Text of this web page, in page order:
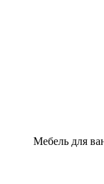
Мебель для